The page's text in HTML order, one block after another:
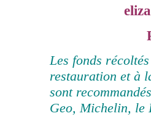
Les fonds
restauration et à
sont
Geo, Michelin, le